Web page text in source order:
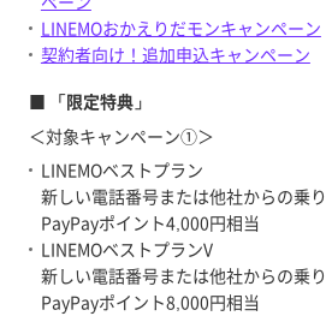
LINEMOおかえりだモンキャンペーン
契約者向け！追加申込キャンペーン
■ 「限定特典」
＜対象キャンペーン①＞
LINEMOベストプラン
新しい電話番号または他社からの乗
PayPayポイント4,000円相当
LINEMOベストプランV
新しい電話番号または他社からの乗
PayPayポイント8,000円相当